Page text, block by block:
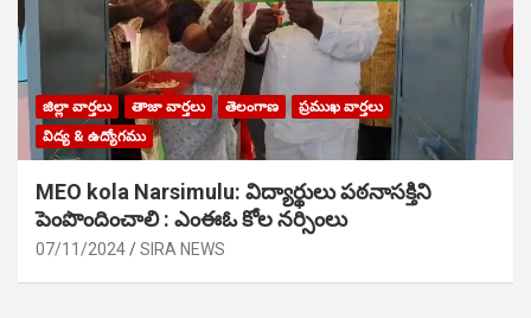
జిల్లా వార్తలు తాజా వార్తలు తెలంగాణ
ప్రముఖ వార్తలు
విద్య & ఉద్యోగము
MEO kola Narsimulu: విద్యార్థులు పఠ‌నాసక్తిని
పెంపొందించాలి : ఎంఈఓ కోల నర్సింలు
07/11/2024 SIRA NEWS